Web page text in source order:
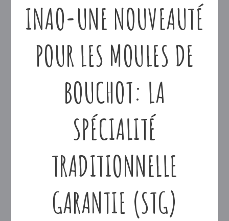
INAO-UNE NOUVEAUTÉ
POUR LES MOULES DE
BOUCHOT: LA
SPÉCIALITÉ
TRADITIONNELLE
GARANTIE (STG)